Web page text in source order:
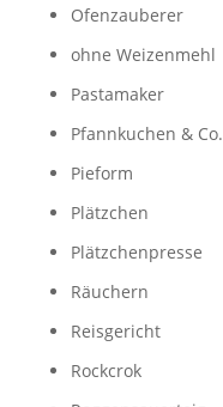
Ofenzauberer
ohne Weizenmehl
Pastamaker
Pfannkuchen & Co.
Pieform
Plätzchen
Plätzchenpresse
Räuchern
Reisgericht
Rockcrok